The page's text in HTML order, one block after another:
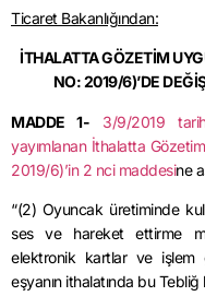
Ticaret Bakanlığından:
İTHALATTA GÖZETİM
NO: 2019/6)’DE
MADDE 1- 3/9/2019
yayımlanan İthalatta
2019/6)’in 2 ncimaddesine
“(2) Oyuncak üretiminde
ses ve hareket ettirme
elektronik kartlar ve işlem
eşyanın ithalatında bu